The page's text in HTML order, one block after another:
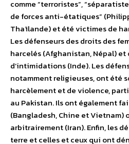
comme “terroristes”,
de forces anti-étatiques”
Thaïlande) et été victimes de
Les défenseurs des droits des
harcelés (Afghanistan, Népal)
d’intimidations (Inde). Les
notamment religieuses, ont été
harcèlement et de violence,
au Pakistan. Ils ont également
(Bangladesh, Chine et Vietnam)
arbitrairement (Iran). Enfin, les
terre et celles et ceux qui ont